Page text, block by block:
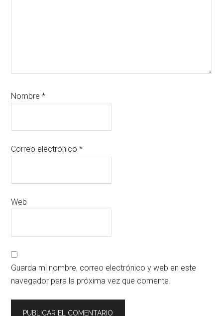
Nombre*
Correo electrónico*
Web
Guarda mi nombre, correo electrónico y web en este
navegador para la próxima vez que comente.